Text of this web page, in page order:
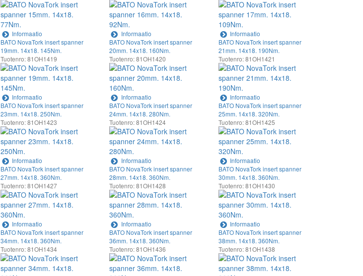
Informaatio Informaatio
Informaatio
BATO NovaTork insert spanner
19mm. 14x18. 145Nm.
Tuotenro: 81OH1419
Informaatio
BATO NovaTork insert spanner
20mm. 14x18. 160Nm.
Tuotenro: 81OH1420
Informaatio
BATO NovaTork insert spanner
21mm. 14x18. 190Nm.
Tuotenro: 81OH1421
Informaatio
BATO NovaTork insert spanner
23mm. 14x18. 250Nm.
Tuotenro: 81OH1423
Informaatio
BATO NovaTork insert spanner
24mm. 14x18. 280Nm.
Tuotenro: 81OH1424
Informaatio
BATO NovaTork insert spanner
25mm. 14x18. 320Nm.
Tuotenro: 81OH1425
Informaatio
BATO NovaTork insert spanner
27mm. 14x18. 360Nm.
Tuotenro: 81OH1427
Informaatio
BATO NovaTork insert spanner
28mm. 14x18. 360Nm.
Tuotenro: 81OH1428
Informaatio
BATO NovaTork insert spanner
30mm. 14x18. 360Nm.
Tuotenro: 81OH1430
Informaatio
BATO NovaTork insert spanner
34mm. 14x18. 360Nm.
Tuotenro: 81OH1434
BATO NovaTork insert spanner
36mm. 14x18. 360Nm.
Tuotenro: 81OH1436
BATO NovaTork insert spanner
38mm. 14x18. 360Nm.
Tuotenro: 81OH1438